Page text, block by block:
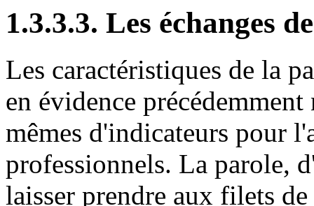
1.3.3.3. Les échanges
Les caractéristiques de la
en évidence
mêmes d'indicateurs pour
professionnels. La parole,
laisser prendre aux filets